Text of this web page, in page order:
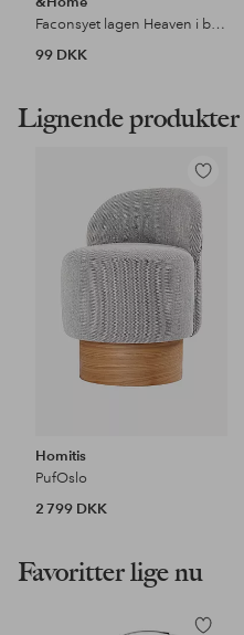
Faconsyet lagen Heaven i bomuld
99 DKK
Lignende produkter
Tilføj
til
favoritter
Homitis
PufOslo
2 799 DKK
Favoritter lige nu